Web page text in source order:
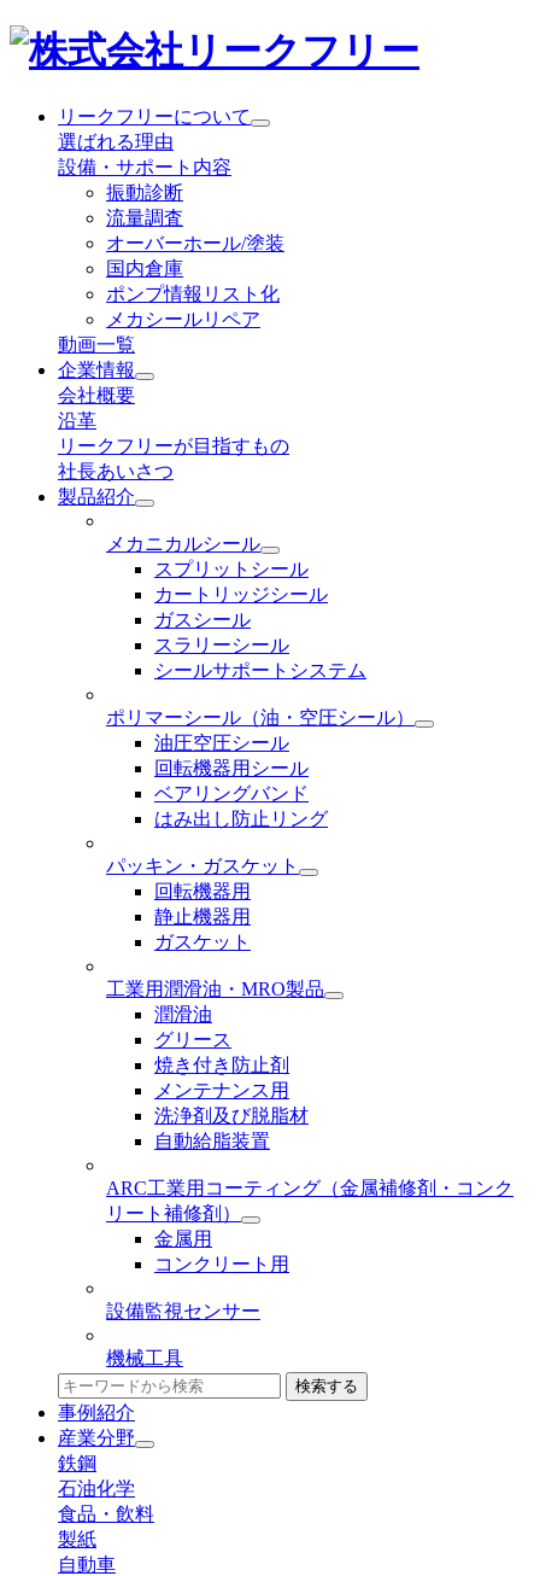
リークフリーについて
選ばれる理由
設備・サポート内容
振動診断
流量調査
オーバーホール/塗装
国内倉庫
ポンプ情報リスト化
メカシールリペア
動画一覧
企業情報
会社概要
沿革
リークフリーが目指すもの
社長あいさつ
製品紹介
メカニカルシール
スプリットシール
カートリッジシール
ガスシール
スラリーシール
シールサポートシステム
ポリマーシール （油・空圧シール）
油圧空圧シール
回転機器用シール
ベアリングバンド
はみ出し防止リング
パッキン・ガスケット
回転機器用
静止機器用
ガスケット
工業用潤滑油・MRO製品
潤滑油
グリース
焼き付き防止剤
メンテナンス用
洗浄剤及び脱脂材
自動給脂装置
ARC工業用コーティング （金属補修剤・コンク
リート補修剤）
金属用
コンクリート用
設備監視センサー
機械工具
検索する
事例紹介
産業分野
鉄鋼
石油化学
食品・飲料
製紙
自動車